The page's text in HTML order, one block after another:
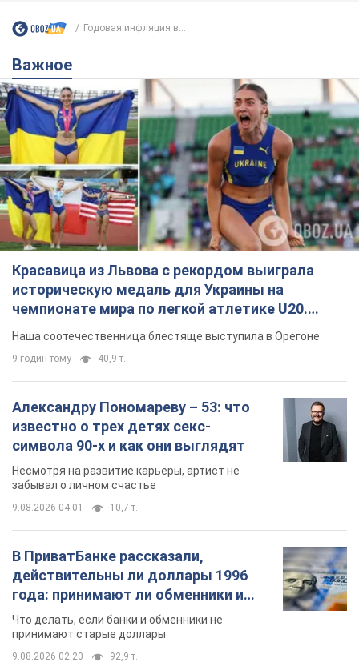
Годовая инфляция в...
Важное
Красавица из Львова с рекордом выиграла
историческую медаль для Украины на
чемпионате мира по легкой атлетике U20.
Видео
Наша соотечественница блестяще выступила в Орегоне
9 годин тому 40,9 т.
Александру Пономареву – 53: что
известно о трех детях секс-
символа 90-х и как они выглядят
Несмотря на развитие карьеры, артист не
забывал о личном счастье
9.08.2026 04:01 10,7 т.
В ПриватБанке рассказали,
действительны ли доллары 1996
года: принимают ли обменники и
банки такие купюры
Что делать, если банки и обменники не
принимают старые доллары
9.08.2026 02:20 92,9 т.